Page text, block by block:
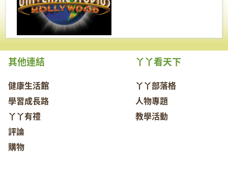
其他連結
健康生活館
學習成長路
丫丫有禮
評論
購物
丫丫看天下
丫丫部落格
人物專題
教學活動